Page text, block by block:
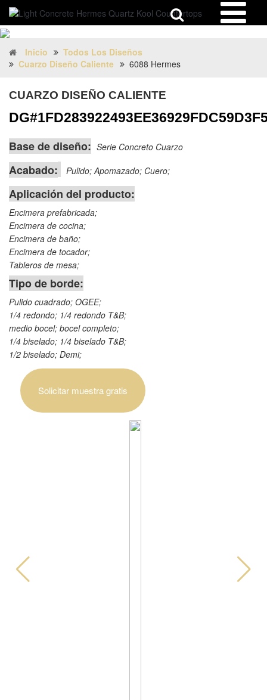
Inicio
Todos Los Diseños
Cuarzo Diseño Caliente
6088 Hermes
CUARZO DISEÑO CALIENTE
Base de diseño: Serie Concreto Cuarzo
Acabado: Pulido; Apomazado; Cuero;
Aplicación del producto:
Encimera prefabricada;
Encimera de cocina;
Encimera de baño;
Encimera de tocador;
Tableros de mesa;
Tipo de borde:
Pulido cuadrado; OGEE;
1/4 redondo; 1/4 redondo T&B;
medio bocel; bocel completo;
1/4 biselado; 1/4 biselado T&B;
1/2 biselado; Demi;
Solicitar muestra gratis